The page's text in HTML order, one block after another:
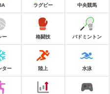
ラグビー 中央競馬
ー 格闘技 バドミントン
ター 陸上 水泳